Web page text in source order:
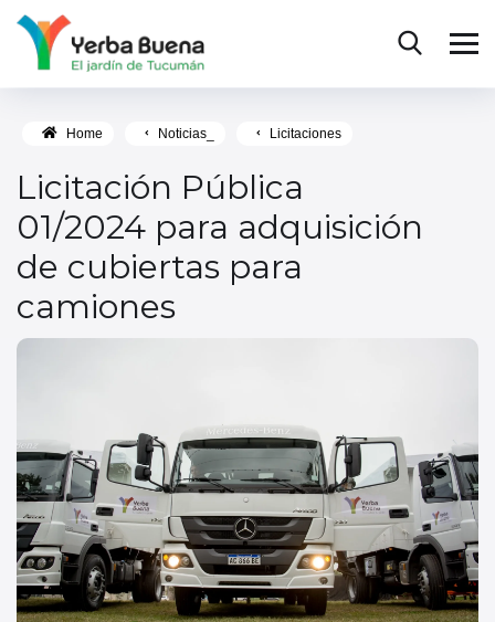
Home Noticias_ Licitaciones
Licitación Pública
01/2024 para adquisición
de cubiertas para
camiones